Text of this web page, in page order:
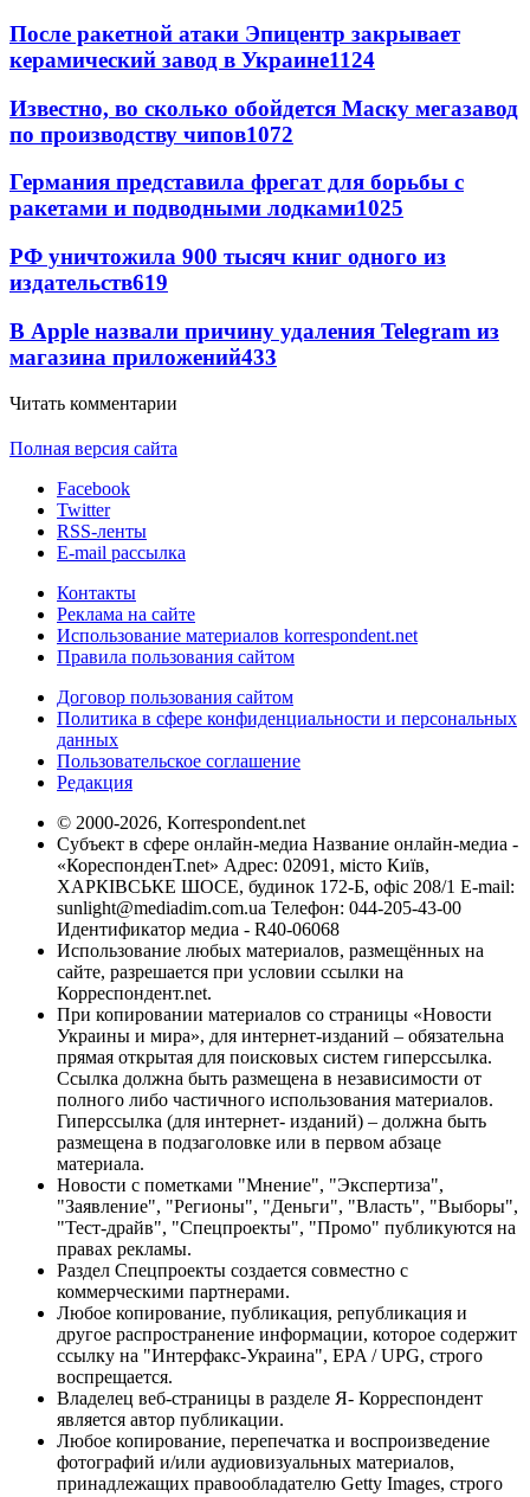
После ракетной атаки Эпицентр закрывает
керамический завод в Украине1124
Известно, во сколько обойдется Маску мегазавод
по производству чипов1072
Германия представила фрегат для борьбы с
ракетами и подводными лодками1025
РФ уничтожила 900 тысяч книг одного из
издательств619
В Apple назвали причину удаления Telegram из
магазина приложений433
Читать комментарии
Полная версия сайта
Facebook
Twitter
RSS-ленты
E-mail рассылка
Контакты
Реклама на сайте
Использование материалов korrespondent.net
Правила пользования сайтом
Договор пользования сайтом
Политика в сфере конфиденциальности и персональных
данных
Пользовательское соглашение
Редакция
© 2000-2026, Korrespondent.net
Субъект в сфере онлайн-медиа Название онлайн-медиа -
«КореспонденТ.net» Адрес: 02091, місто Київ,
ХАРКІВСЬКЕ ШОСЕ, будинок 172-Б, офіс 208/1 E-mail:
sunlight@mediadim.com.ua Телефон: 044-205-43-00
Идентификатор медиа - R40-06068
Использование любых материалов, размещённых на
сайте, разрешается при условии ссылки на
Корреспондент.net.
При копировании материалов со страницы «Новости
Украины и мира», для интернет-изданий – обязательна
прямая открытая для поисковых систем гиперссылка.
Ссылка должна быть размещена в независимости от
полного либо частичного использования материалов.
Гиперссылка (для интернет- изданий) – должна быть
размещена в подзаголовке или в первом абзаце
материала.
Новости с пометками "Мнение", "Экспертиза",
"Заявление", "Регионы", "Деньги", "Власть", "Выборы",
"Тест-драйв", "Спецпроекты", "Промо" публикуются на
правах рекламы.
Раздел Спецпроекты создается совместно с
коммерческими партнерами.
Любое копирование, публикация, републикация и
другое распространение информации, которое содержит
ссылку на "Интерфакс-Украина", EPA / UPG, строго
воспрещается.
Владелец веб-страницы в разделе Я- Корреспондент
является автор публикации.
Любое копирование, перепечатка и воспроизведение
фотографий и/или аудиовизуальных материалов,
принадлежащих правообладателю Getty Images, строго